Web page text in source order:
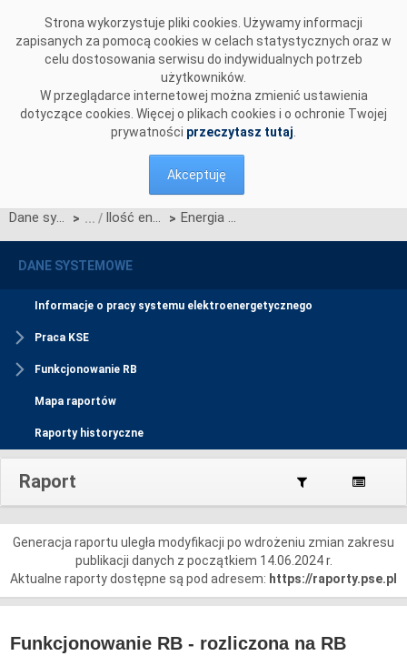
Strona wykorzystuje pliki cookies. Używamy informacji
zapisanych za pomocą cookies w celach statystycznych oraz w
celu dostosowania serwisu do indywidualnych potrzeb
użytkowników.
W przeglądarce internetowej można zmienić ustawienia
dotyczące cookies. Więcej o plikach cookies i o ochronie Twojej
prywatności przeczytasz tutaj
Akceptuję
Dane systemowe > Ilość energii bilansującej i realokowanej > Energia planowana wymuszona
DANE SYSTEMOWE
Informacje o pracy systemu elektroenergetycznego
Praca KSE
Funkcjonowanie RB
Mapa raportów
Raporty historyczne
Raport
Generacja raportu uległa modyfikacji po wdrożeniu zmian zakresu
publikacji danych z początkiem 14.06.2024 r.
Aktualne raporty dostępne są pod adresem: https://raporty.pse.pl
Funkcjonowanie RB - rozliczona na RB